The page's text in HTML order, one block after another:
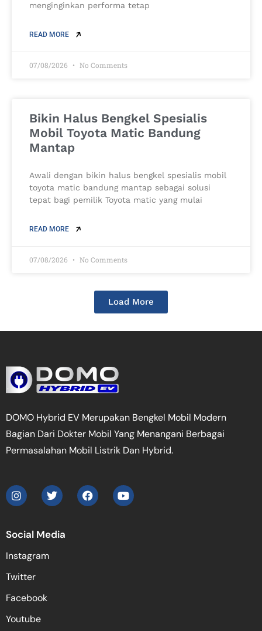
menginginkan performa tetap
READ MORE
07/08/2026 No Comments
Bikin Halus Bengkel Spesialis
Mobil Toyota Matic Bandung
Mantap
Awali dengan bikin halus bengkel spesialis mobil
toyota matic bandung mantap sebagai solusi
tepat bagi pemilik Toyota matic yang mulai
READ MORE
07/08/2026 No Comments
Load More
DOMO Hybrid EV Merupakan Bengkel Mobil Modern
Bagian Dari Dokter Mobil Yang Menangani Berbagai
Permasalahan Mobil Listrik Dan Hybrid.
Social Media
Instagram
Twitter
Facebook
Youtube